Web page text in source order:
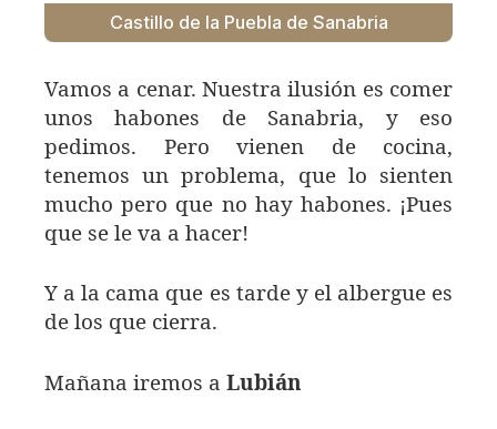
Castillo de la Puebla de Sanabria
Vamos a cenar. Nuestra ilusión es comer
unos habones de Sanabria, y eso
pedimos. Pero vienen de cocina,
tenemos un problema, que lo sienten
mucho pero que no hay habones. ¡Pues
que se le va a hacer!
Y a la cama que es tarde y el albergue es
de los que cierra.
Mañana iremos a Lubián